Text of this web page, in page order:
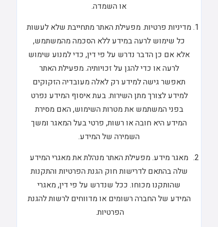
או השמדה.
מדיניות פרטיות. מפעילת האתר מתחייבת שלא לעשות
כל שימוש לרעה במידע ללא הסכמה מהמשתמש,
אלא אם כן הדבר נדרש על פי דין, כדי למנוע שימוש
לרעה או כדי להגן על זכויותיה. מפעילת האתר
תאפשר גישה למידע רק לאלה מעובדיה הזקוקים
למידע לצורך מתן השירות. בעת איסוף המידע נפרט
בפני המשתמש את מטרות השימוש, האם מסירת
המידע היא חובה או רשות, פרטי בעל המאגר ומשך
השמירה של המידע.
מאגר מידע. מפעילת האתר מנהלת את מאגרי המידע
שלה בהתאם לדרישות חוק הגנת הפרטיות והתקנות
שהותקנו מכוחו. ככל שנדרש על פי דין, מאגרי
המידע של החברה רשומים או מדווחים לרשות להגנת
הפרטיות.